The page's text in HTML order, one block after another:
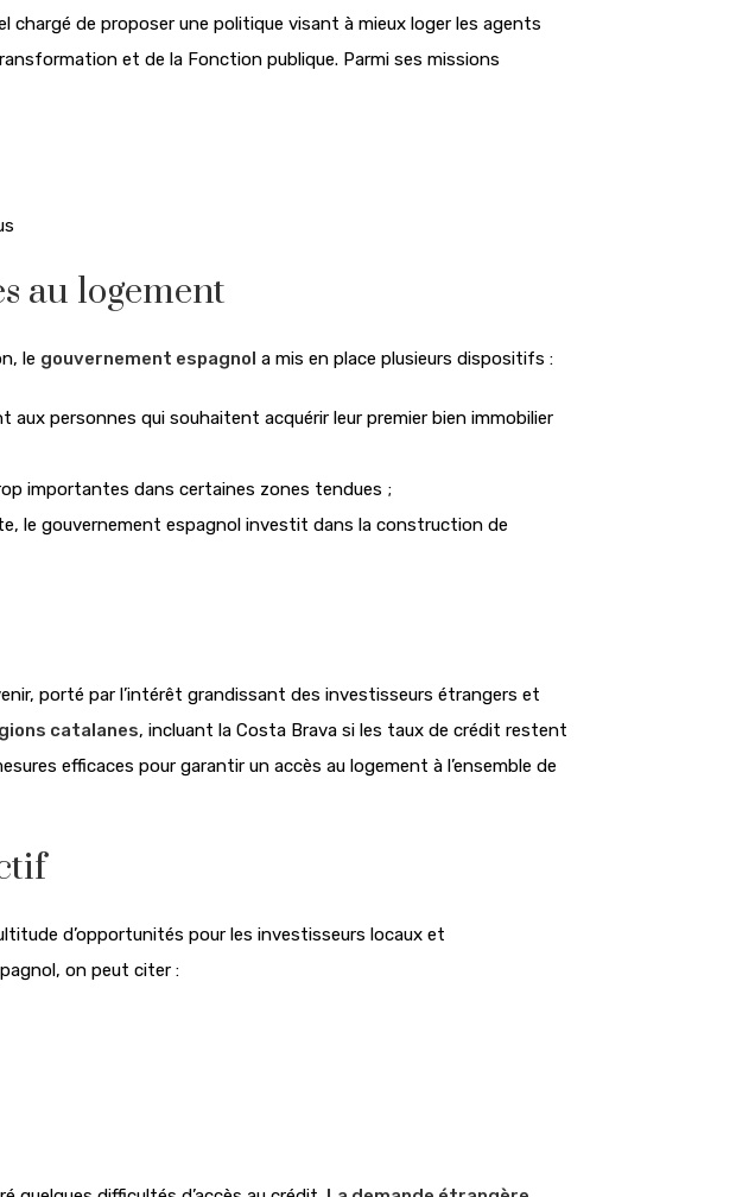
chargé de proposer une politique visant à mieux loger les agents
et de la Fonction publique. Parmi ses missions
au logement
le gouvernement espagnol a mis en place plusieurs dispositifs :
personnes qui souhaitent acquérir leur premier bien immobilier
importantes dans certaines zones tendues ;
le gouvernement espagnol investit dans la construction de
porté par l’intérêt grandissant des investisseurs étrangers et
catalanes, incluant la Costa Brava si les taux de crédit restent
efficaces pour garantir un accès au logement à l’ensemble de
d’opportunités pour les investisseurs locaux et
on peut citer :